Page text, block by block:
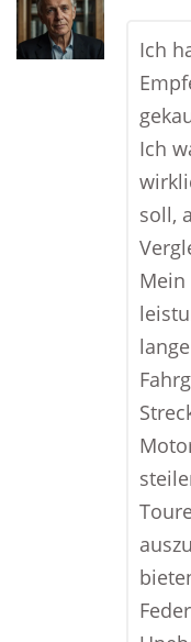
Ich
Ich
soll,
Mein